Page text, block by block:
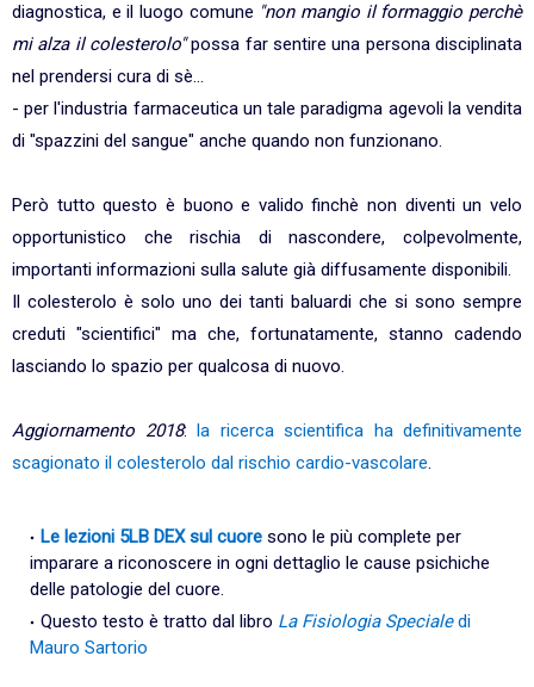
diagnostica, e il luogo comune "non mangio il formaggio perchè
mi alza il colesterolo"possa far sentire una persona disciplinata
nel prendersi cura di sè...
- per l'industria farmaceutica un tale paradigma agevoli la vendita
di "spazzini del sangue" anche quando non funzionano.
Però tutto questo è buono e valido finchè non diventi un velo
opportunistico che rischia di nascondere, colpevolmente,
importanti informazioni sulla salute già diffusamente disponibili.
Il colesterolo è solo uno dei tanti baluardi che si sono sempre
creduti "scientifici" ma che, fortunatamente, stanno cadendo
lasciando lo spazio per qualcosa di nuovo.
Aggiornamento 2018:
la ricerca scientifica ha definitivamente
scagionato il colesterolo dal rischio cardio-vascolare.
Le lezioni 5LB DEX sul cuore sono le più complete per
imparare a riconoscere in ogni dettaglio le cause psichiche
delle patologie del cuore.
Questo testo è tratto dal libro La Fisiologia Specialedi
Mauro Sartorio